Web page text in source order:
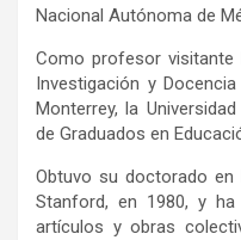
Nacional Autónoma de
Como profesor visitante
Investigación y
Monterrey, la
de Graduados en
Obtuvo su doctorado en
Stanford, en 1980, y
artículos y obras